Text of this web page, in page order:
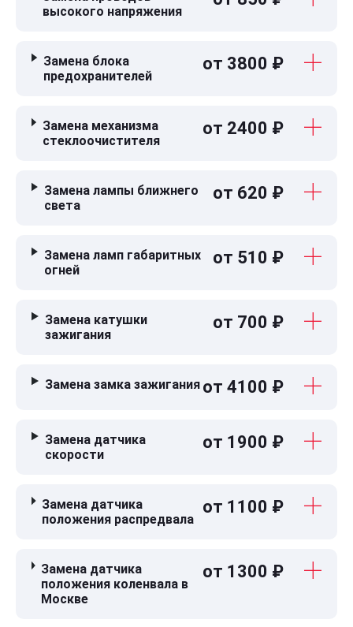
высокого напряжения
Замена блока
предохранителей
от 3800 ₽
Замена механизма
стеклоочистителя
от 2400 ₽
Замена лампы ближнего
света
от 620 ₽
Замена ламп габаритных
огней
от 510 ₽
Замена катушки
зажигания
от 700 ₽
Замена замка зажигания от 4100 ₽
Замена датчика
скорости
от 1900 ₽
Замена датчика
положения распредвала
от 1100 ₽
Замена датчика
положения коленвала в
Москве
от 1300 ₽